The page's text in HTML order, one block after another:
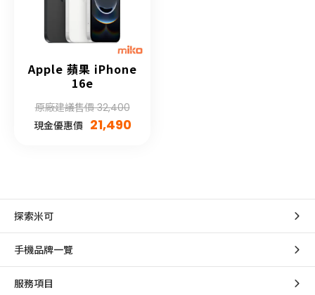
Apple 蘋果 iPhone
16e
原廠建議售價 32,400
現金優惠價 21,490
探索米可
手機品牌一覽
服務項目